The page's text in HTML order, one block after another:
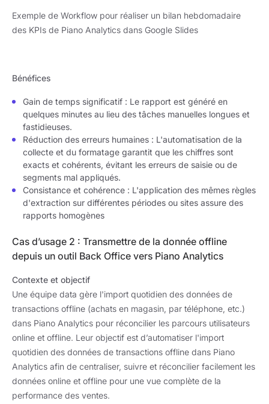
Exemple de Workflow pour réaliser un bilan hebdomadaire
des KPIs de Piano Analytics dans Google Slides
Bénéfices
Gain de temps significatif : Le rapport est généré en
quelques minutes au lieu des tâches manuelles longues et
fastidieuses.
Réduction des erreurs humaines : L'automatisation de la
collecte et du formatage garantit que les chiffres sont
exacts et cohérents, évitant les erreurs de saisie ou de
segments mal appliqués.
Consistance et cohérence : L'application des mêmes règles
d'extraction sur différentes périodes ou sites assure des
rapports homogènes
Cas d’usage 2 : Transmettre de la donnée offline
depuis un outil Back Office vers Piano Analytics
Contexte et objectif
Une équipe data gère l'import quotidien des données de
transactions offline (achats en magasin, par téléphone, etc.)
dans Piano Analytics pour réconcilier les parcours utilisateurs
online et offline. Leur objectif est d’automatiser l'import
quotidien des données de transactions offline dans Piano
Analytics afin de centraliser, suivre et réconcilier facilement les
données online et offline pour une vue complète de la
performance des ventes.